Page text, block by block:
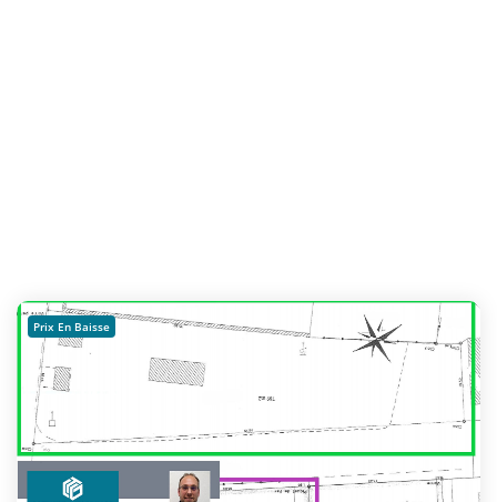
Prix En Baisse